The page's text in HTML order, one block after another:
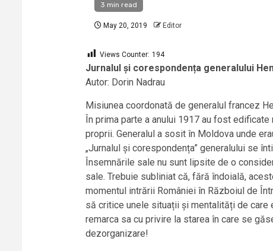
3 min read
May 20, 2019 Editor
Views Counter: 194
Jurnalul și corespondența generalului
Autor: Dorin Nadrau
Misiunea coordonată de generalul francez
În prima parte a anului 1917 au fost
proprii. Generalul a sosit în Moldova unde
„Jurnalul și corespondența” generalului se
Însemnările sale nu sunt lipsite de o
sale. Trebuie subliniat că, fără îndoială,
momentul intrării României în Războiul de
să critice unele situații și mentalități de care
remarca sa cu privire la starea în care se
dezorganizare!